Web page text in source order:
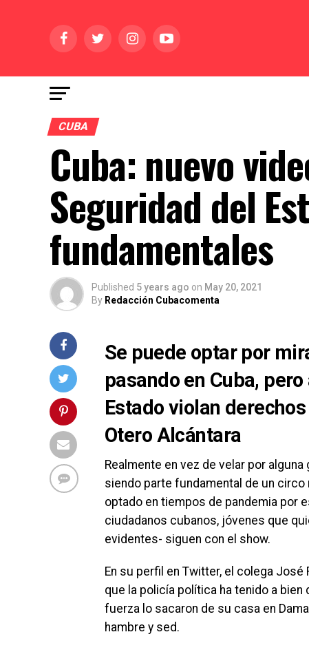
CUBA
Cuba: nuevo
Seguridad del
fundamentales
Published 5 years ago on May 20, 2021
By Redacción Cubacomenta
Se puede optar por
pasando en Cuba,
Estado violan
Otero Alcántara
Realmente en vez de velar por
siendo parte fundamental de un
optado en tiempos de pandemia por
ciudadanos cubanos, jóvenes que
evidentes- siguen con el show.
En su perfil en Twitter, el colega
que la policía política ha tenido a
fuerza lo sacaron de su casa en
hambre y sed.